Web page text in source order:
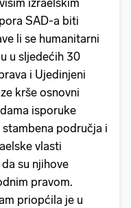
izraelskim
SAD-a biti
li se humanitarni
u sljedećih 30
i Ujedinjeni
krše osnovni
isporuke
područja i
vlasti
su njihove
pravom.
priopćila je u